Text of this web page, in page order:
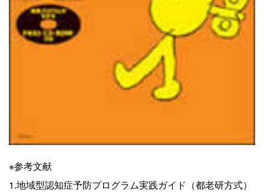
※参考文献
1.地域型認知症予防プログラム実践ガイド（都老研方式）